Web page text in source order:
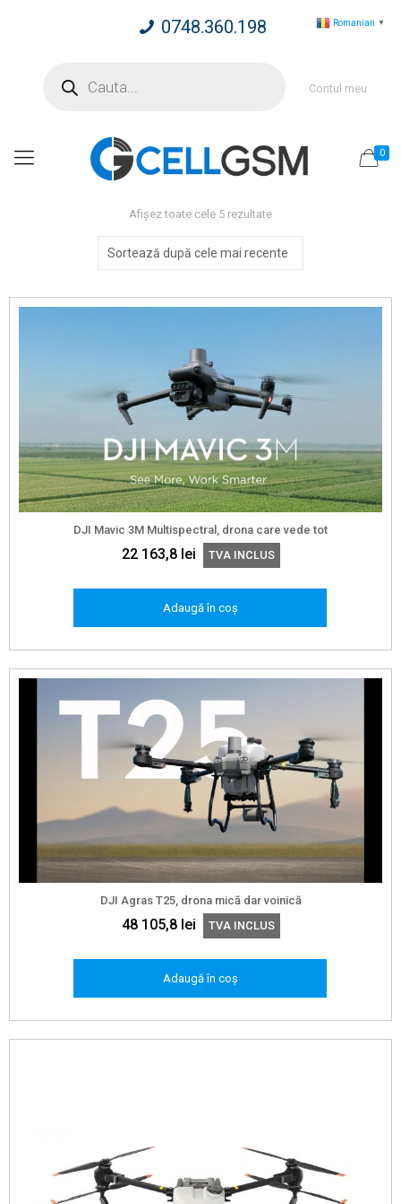
0748.360.198
search
Contul meu
0
Afișez toate cele 5 rezultateSortat
cele
DJI Mavic 3M Multispectral, drona care vede tot
22 163,8 lei TVA INCLUS
Adaugă în coș
DJI Agras T25, drona mică dar voinică
48 105,8 lei TVA INCLUS
Adaugă în coș
Romanian ▼